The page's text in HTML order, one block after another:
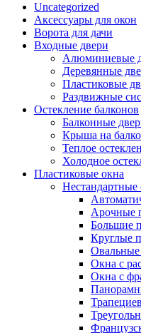
Uncategorized
Аксессуары для окон
Ворота для дачи
Входные двери
Алюминиевые
Деревянные
Пластиковые
Раздвижные
Остекление балконов
Балконные
Крыша на
Теплое
Холодное
Пластиковые окна
Нестандартные
Арочные
Большие
Круглые
Овальные
Окна с
Окна с